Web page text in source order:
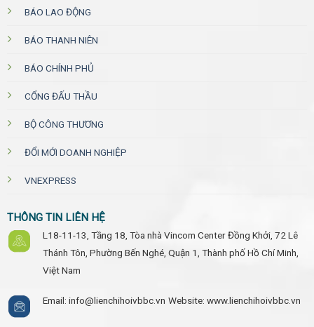
BÁO LAO ĐỘNG
BÁO THANH NIÊN
BÁO CHÍNH PHỦ
CỔNG ĐẤU THẦU
BỘ CÔNG THƯƠNG
ĐỔI MỚI DOANH NGHIỆP
VNEXPRESS
THÔNG TIN LIÊN HỆ
L18-11-13, Tầng 18, Tòa nhà Vincom Center Đồng Khởi, 72 Lê
Thánh Tôn, Phường Bến Nghé, Quận 1, Thành phố Hồ Chí Minh,
Việt Nam
Email: info@lienchihoivbbc.vn Website: www.lienchihoivbbc.vn